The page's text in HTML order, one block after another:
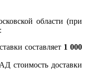
области (при
составляет 1 000
стоимость доставки